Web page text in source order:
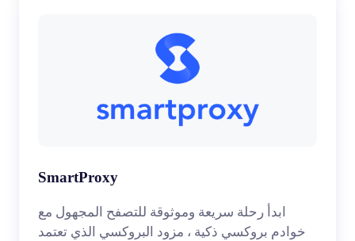
SmartProxy
ابدأ رحلة سريعة وموثوقة للتصفح المجهول مع
خوادم بروكسي ذكية ، مزود البروكسي الذي تعتمد